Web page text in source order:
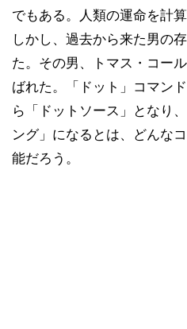
でもある。人類の運命を計
しかし、過去から来た男の
た。その男、トマス・コー
ばれた。「ドット」コマン
ら「ドットソース」となり
ング」になるとは、どんな
能だろう。